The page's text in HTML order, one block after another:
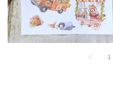
1